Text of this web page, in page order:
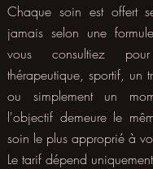
Chaque soin est offert
jamais selon une
vous consultiez
thérapeutique, sportif, un
ou simplement un
l'objectif demeure le
soin le plus approprié à
Le tarif dépend